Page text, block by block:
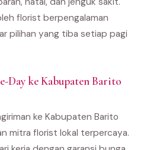
florist berpengalaman
pilihan yang tiba setiap pagi
Day ke Kabupaten Barito
ke Kabupaten Barito
mitra florist lokal terpercaya.